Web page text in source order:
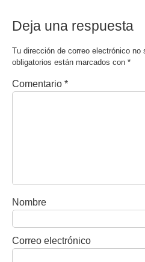
Deja una respuesta
Tu dirección de correo electrónico no
obligatorios están marcados con *
Comentario *
Nombre
Correo electrónico